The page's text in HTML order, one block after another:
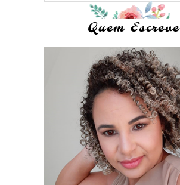
Quem Escreve